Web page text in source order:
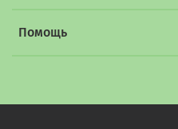
Помощь